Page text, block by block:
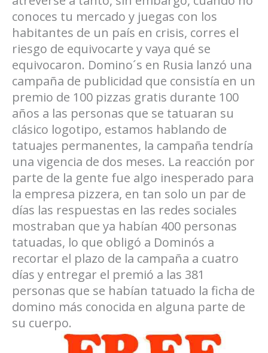
conoces tu mercado y juegas con los
habitantes de un país en crisis, corres el
riesgo de equivocarte y vaya qué se
equivocaron. Domino´s en Rusia lanzó una
campaña de publicidad que consistía en un
premio de 100 pizzas gratis durante 100
años a las personas que se tatuaran su
clásico logotipo, estamos hablando de
tatuajes permanentes, la campaña tendría
una vigencia de dos meses. La reacción por
parte de la gente fue algo inesperado para
la empresa pizzera, en tan solo un par de
días las respuestas en las redes sociales
mostraban que ya habían 400 personas
tatuadas, lo que obligó a Dominós a
recortar el plazo de la campaña a cuatro
días y entregar el premió a las 381
personas que se habían tatuado la ficha de
domino más conocida en alguna parte de
su cuerpo.